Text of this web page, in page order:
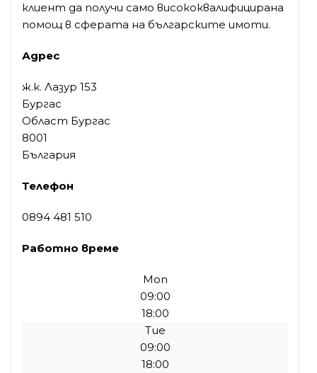
клиент да получи само висококвалифицирана
помощ в сферата на българските имоти.
Адрес
ж.к. Лазур 153
Бургас
Област Бургас
8001
България
Телефон
0894 481 510
Работно време
Mon
09:00
18:00
Tue
09:00
18:00